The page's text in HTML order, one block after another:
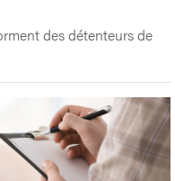
des détenteurs de